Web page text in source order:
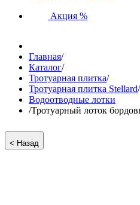
Акция %
Главная/
Каталог/
Тротуарная плитка/
Тротуарная плитка Stellard/
Водоотводные лотки
/Тротуарный лоток